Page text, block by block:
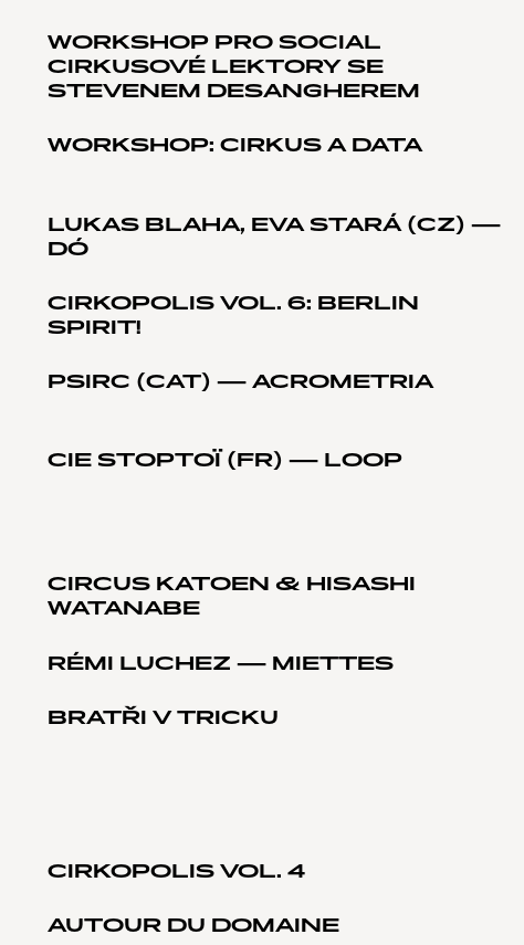
WORKSHOP PRO SOCIAL
CIRKUSOVÉ LEKTORY SE
STEVENEM DESANGHEREM
WORKSHOP: CIRKUS A DATA
LUKAS BLAHA, EVA STARÁ (CZ) —
DÓ
CIRKOPOLIS VOL. 6: BERLIN
SPIRIT!
PSIRC (CAT) — ACROMETRIA
CIE STOPTOÏ (FR) — LOOP
CIRCUS KATOEN & HISASHI
WATANABE
RÉMI LUCHEZ — MIETTES
BRATŘI V TRICKU
CIRKOPOLIS VOL. 4
AUTOUR DU DOMAINE